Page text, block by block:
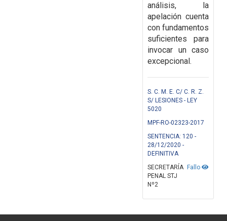
análisis, la
apelación cuenta
con fundamentos
suficientes para
invocar un caso
excepcional.
S. C. M. E. C/ C. R. Z.
S/ LESIONES - LEY
5020
MPF-RO-02323-2017
SENTENCIA: 120 -
28/12/2020 -
DEFINITIVA
Fallo
SECRETARÍA
PENAL STJ
Nº2